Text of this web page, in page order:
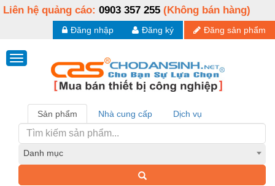
Liên hệ quảng cáo: 0903 357 255 (Không bán hàng)
Đăng sản phẩm
Đăng ký
Đăng nhập
Sản phẩm Nhà cung cấp Dịch vụ
Danh mục